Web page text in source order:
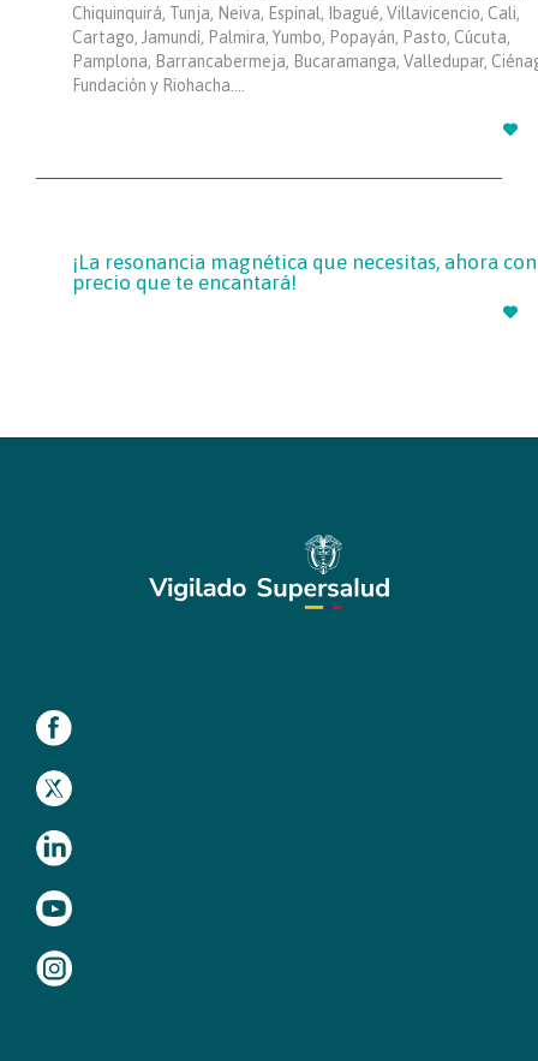
Chiquinquirá, Tunja, Neiva, Espinal, Ibagué, Villavicencio, Cali,
Cartago, Jamundí, Palmira, Yumbo, Popayán, Pasto, Cúcuta,
Pamplona, Barrancabermeja, Bucaramanga, Valledupar,
Fundación y Riohacha….

¡La resonancia magnética que necesitas, ahora
precio que te encantará!
